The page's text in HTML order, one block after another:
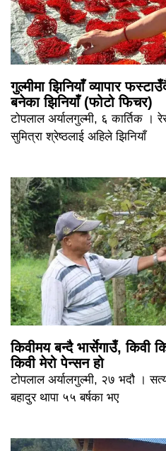
गुल्मीमा झिनियाँ व्यापार
बनेका झिनियाँ (फोटो फिचर)
टोपलाल अर्यालगुल्मी, ६ कार्तिक ।
सुमित्रा श्रेष्ठलाई अहिले झिनियाँ
किवीमय बन्दै भार्सेगाउँ, किवी
किवी मेरो पेन्सन हो
टोपलाल अर्यालगुल्मी, २७ भदौ ।
बहादुर थापा ५५ बर्षका भए